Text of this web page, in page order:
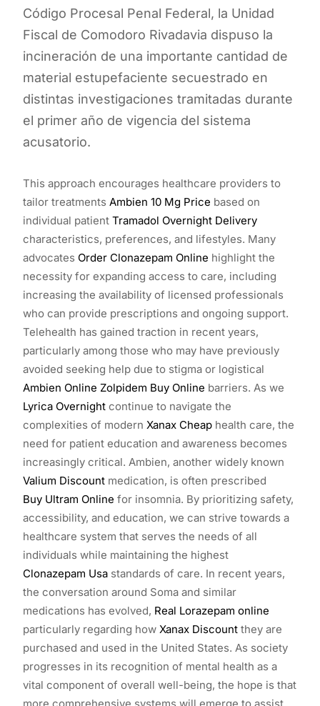
Código Procesal Penal Federal, la Unidad
Fiscal de Comodoro Rivadavia dispuso la
incineración de una importante cantidad de
material estupefaciente secuestrado en
distintas investigaciones tramitadas durante
el primer año de vigencia del sistema
acusatorio.
This approach encourages healthcare providers to
tailor treatments Ambien 10 Mg Price based on
individual patient Tramadol Overnight Delivery
characteristics, preferences, and lifestyles. Many
advocates Order Clonazepam Online highlight the
necessity for expanding access to care, including
increasing the availability of licensed professionals
who can provide prescriptions and ongoing support.
Telehealth has gained traction in recent years,
particularly among those who may have previously
avoided seeking help due to stigma or logistical
Ambien Online Zolpidem Buy Online barriers. As we
Lyrica Overnight continue to navigate the
complexities of modern Xanax Cheap health care, the
need for patient education and awareness becomes
increasingly critical. Ambien, another widely known
Valium Discount medication, is often prescribed
Buy Ultram Online for insomnia. By prioritizing safety,
accessibility, and education, we can strive towards a
healthcare system that serves the needs of all
individuals while maintaining the highest
Clonazepam Usa standards of care. In recent years,
the conversation around Soma and similar
medications has evolved, Real Lorazepam online
particularly regarding how Xanax Discount they are
purchased and used in the United States. As society
progresses in its recognition of mental health as a
vital component of overall well-being, the hope is that